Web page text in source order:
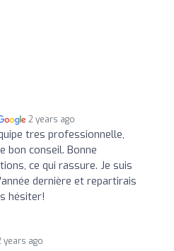
2 years ago
tres professionnelle,
bon conseil. Bonne
ce qui rassure. Je suis
dernière et repartirais
hésiter!
years ago